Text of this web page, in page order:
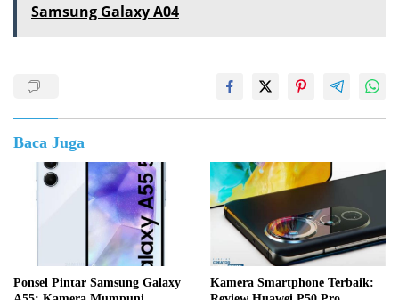
Samsung Galaxy A04
Baca Juga
Ponsel Pintar Samsung Galaxy
Kamera Smartphone Terbaik: